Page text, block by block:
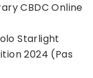
CBDC Online
Starlight
2024 (Pas